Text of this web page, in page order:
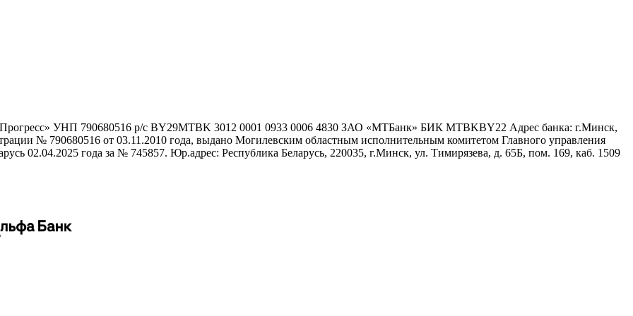
УНП 790680516 р/с BY29MTBK 3012 0001 0933 0006 4830 ЗАО «МТБанк» БИК MTBKBY22 Адрес банка: г.Минск,
№ 790680516 от 03.11.2010 года, выдано Могилевским областным исполнительным комитетом Главного управления
02.04.2025 года за № 745857. Юр.адрес: Республика Беларусь, 220035, г.Минск, ул. Тимирязева, д. 65Б, пом. 169, каб. 1509